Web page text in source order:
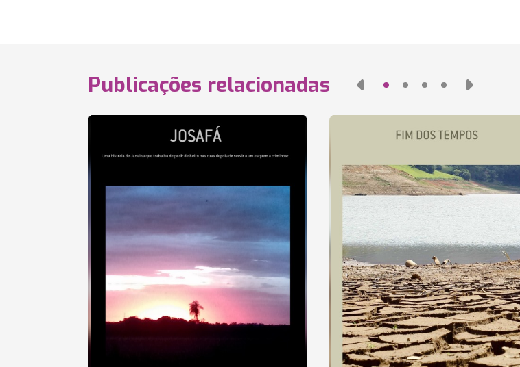
Publicações relacionadas